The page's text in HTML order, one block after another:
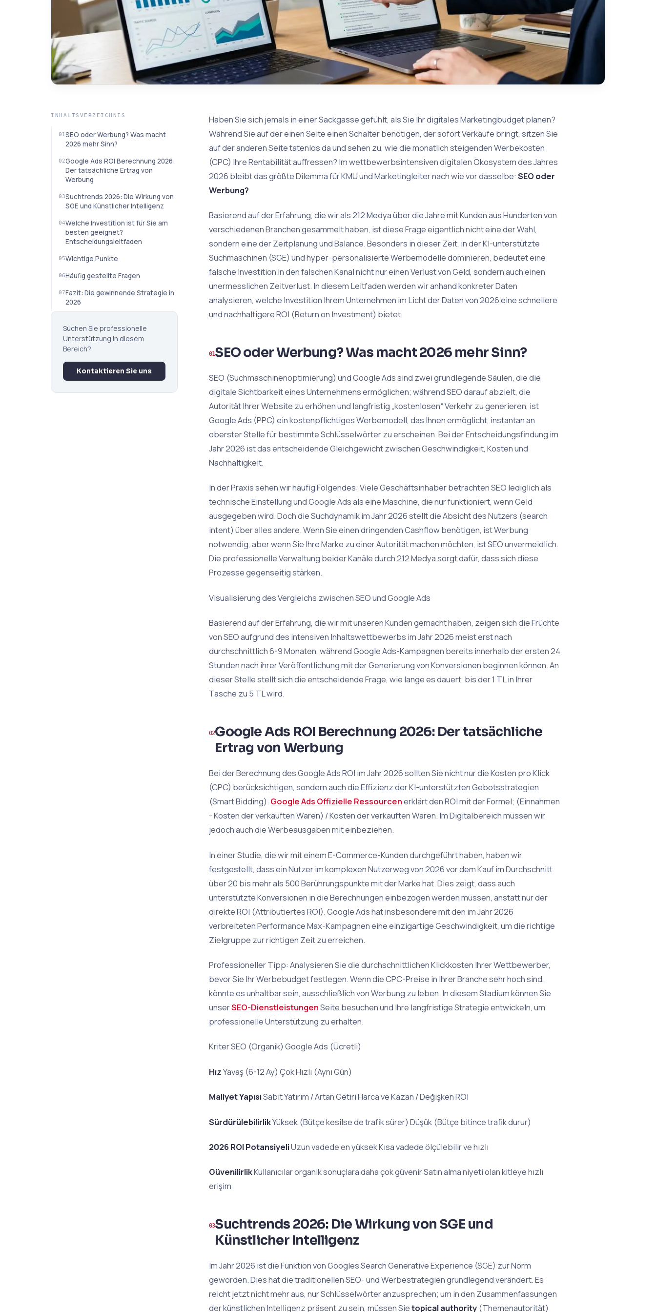
INHALTSVERZEICHNIS
SEO oder Werbung? Was macht
2026 mehr Sinn?
Google Ads ROI Berechnung 2026:
Der tatsächliche Ertrag von
Werbung
Suchtrends 2026: Die Wirkung von
SGE und Künstlicher Intelligenz
Welche Investition ist für Sie am
besten geeignet?
Entscheidungsleitfaden
Wichtige Punkte
Häufig gestellte Fragen
Fazit: Die gewinnende Strategie in
2026
Suchen Sie professionelle
Unterstützung in diesem
Bereich?
Kontaktieren Sie uns
Haben Sie sich jemals in einer Sackgasse gefühlt, als Sie Ihr digitales Marketingbudget planen?
Während Sie auf der einen Seite einen Schalter benötigen, der sofort Verkäufe bringt, sitzen Sie
auf der anderen Seite tatenlos da und sehen zu, wie die monatlich steigenden Werbekosten
(CPC) Ihre Rentabilität auffressen? Im wettbewerbsintensiven digitalen Ökosystem des Jahres
2026 bleibt das größte Dilemma für KMU und Marketingleiter nach wie vor dasselbe: SEO oder
Werbung?
Basierend auf der Erfahrung, die wir als 212 Medya über die Jahre mit Kunden aus Hunderten von
verschiedenen Branchen gesammelt haben, ist diese Frage eigentlich nicht eine der Wahl,
sondern eine der Zeitplanung und Balance. Besonders in dieser Zeit, in der KI-unterstützte
Suchmaschinen (SGE) und hyper-personalisierte Werbemodelle dominieren, bedeutet eine
falsche Investition in den falschen Kanal nicht nur einen Verlust von Geld, sondern auch einen
unermesslichen Zeitverlust. In diesem Leitfaden werden wir anhand konkreter Daten
analysieren, welche Investition Ihrem Unternehmen im Licht der Daten von 2026 eine schnellere
und nachhaltigere ROI (Return on Investment) bietet.
SEO oder Werbung? Was macht 2026 mehr Sinn?
SEO (Suchmaschinenoptimierung) und Google Ads sind zwei grundlegende Säulen, die die
digitale Sichtbarkeit eines Unternehmens ermöglichen; während SEO darauf abzielt, die
Autorität Ihrer Website zu erhöhen und langfristig „kostenlosen“ Verkehr zu generieren, ist
Google Ads (PPC) ein kostenpflichtiges Werbemodell, das Ihnen ermöglicht, instantan an
oberster Stelle für bestimmte Schlüsselwörter zu erscheinen. Bei der Entscheidungsfindung im
Jahr 2026 ist das entscheidende Gleichgewicht zwischen Geschwindigkeit, Kosten und
Nachhaltigkeit.
In der Praxis sehen wir häufig Folgendes: Viele Geschäftsinhaber betrachten SEO lediglich als
technische Einstellung und Google Ads als eine Maschine, die nur funktioniert, wenn Geld
ausgegeben wird. Doch die Suchdynamik im Jahr 2026 stellt die Absicht des Nutzers (search
intent) über alles andere. Wenn Sie einen dringenden Cashflow benötigen, ist Werbung
notwendig, aber wenn Sie Ihre Marke zu einer Autorität machen möchten, ist SEO unvermeidlich.
Die professionelle Verwaltung beider Kanäle durch 212 Medya sorgt dafür, dass sich diese
Prozesse gegenseitig stärken.
Visualisierung des Vergleichs zwischen SEO und Google Ads
Basierend auf der Erfahrung, die wir mit unseren Kunden gemacht haben, zeigen sich die Früchte
von SEO aufgrund des intensiven Inhaltswettbewerbs im Jahr 2026 meist erst nach
durchschnittlich 6-9 Monaten, während Google Ads-Kampagnen bereits innerhalb der ersten 24
Stunden nach ihrer Veröffentlichung mit der Generierung von Konversionen beginnen können. An
dieser Stelle stellt sich die entscheidende Frage, wie lange es dauert, bis der 1 TL in Ihrer
Tasche zu 5 TL wird.
Google Ads ROI Berechnung 2026: Der tatsächliche
Ertrag von Werbung
Bei der Berechnung des Google Ads ROI im Jahr 2026 sollten Sie nicht nur die Kosten pro Klick
(CPC) berücksichtigen, sondern auch die Effizienz der KI-unterstützten Gebotsstrategien
(Smart Bidding). Google Ads Offizielle Ressourcenerklärt den ROI mit der Formel; (Einnahmen
- Kosten der verkauften Waren) / Kosten der verkauften Waren. Im Digitalbereich müssen wir
jedoch auch die Werbeausgaben mit einbeziehen.
In einer Studie, die wir mit einem E-Commerce-Kunden durchgeführt haben, haben wir
festgestellt, dass ein Nutzer im komplexen Nutzerweg von 2026 vor dem Kauf im Durchschnitt
über 20 bis mehr als 500 Berührungspunkte mit der Marke hat. Dies zeigt, dass auch
unterstützte Konversionen in die Berechnungen einbezogen werden müssen, anstatt nur der
direkte ROI (Attributiertes ROI). Google Ads hat insbesondere mit den im Jahr 2026
verbreiteten Performance Max-Kampagnen eine einzigartige Geschwindigkeit, um die richtige
Zielgruppe zur richtigen Zeit zu erreichen.
Professioneller Tipp: Analysieren Sie die durchschnittlichen Klickkosten Ihrer Wettbewerber,
bevor Sie Ihr Werbebudget festlegen. Wenn die CPC-Preise in Ihrer Branche sehr hoch sind,
könnte es unhaltbar sein, ausschließlich von Werbung zu leben. In diesem Stadium können Sie
unserSEO-DienstleistungenSeite besuchen und Ihre langfristige Strategie entwickeln, um
professionelle Unterstützung zu erhalten.
Kriter SEO (Organik) Google Ads (Ücretli)
HızYavaş (6-12 Ay) Çok Hızlı (Aynı Gün)
Maliyet YapısıSabit Yatırım / Artan Getiri Harca ve Kazan / Değişken ROI
SürdürülebilirlikYüksek (Bütçe kesilse de trafik sürer) Düşük (Bütçe bitince trafik durur)
2026 ROI PotansiyeliUzun vadede en yüksek Kısa vadede ölçülebilir ve hızlı
GüvenilirlikKullanıcılar organik sonuçlara daha çok güvenir Satın alma niyeti olan kitleye hızlı
erişim
Suchtrends 2026: Die Wirkung von SGE und
Künstlicher Intelligenz
Im Jahr 2026 ist die Funktion von Googles Search Generative Experience (SGE) zur Norm
geworden. Dies hat die traditionellen SEO- und Werbestrategien grundlegend verändert. Es
reicht jetzt nicht mehr aus, nur Schlüsselwörter anzusprechen; um in den Zusammenfassungen
der künstlichen Intelligenz präsent zu sein, müssen Sietopical authority (Themenautorität)